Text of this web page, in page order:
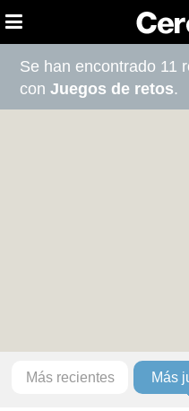
Se han encontrado 11
conJuegos de retos.
Más recientes Más